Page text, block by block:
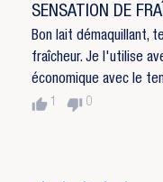
SENSATION DE
Bon lait démaquillant,
fraîcheur. Je l'utilise
économique avec le
thumb_up 1 thumb_down 0